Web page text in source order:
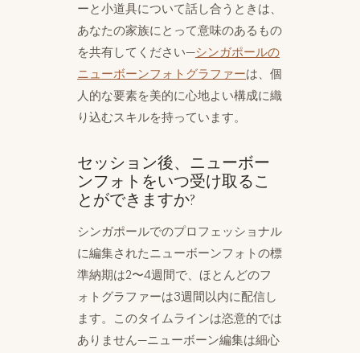
ーと小道具について話し合うときは、
あなたの家族にとって意味のあるもの
を共有してください—シンガポールの
ニューボーンフォトグラファーは、個
人的な要素を美的に心地よい構成に織
り込むスキルを持っています。
セッション後、ニューボー
ンフォトをいつ受け取るこ
とができますか?
シンガポールでのプロフェッショナル
に編集されたニューボーンフォトの標
準納期は2〜4週間で、ほとんどのフ
ォトグラファーは3週間以内に配信し
ます。このタイムラインは恣意的では
ありません—ニューボーン編集は細心